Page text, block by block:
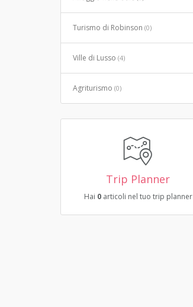
Turismo di Robinson (0)
Ville di Lusso (4)
Agriturismo (0)
Trip Planner
Hai 0articoli nel tuo trip planner